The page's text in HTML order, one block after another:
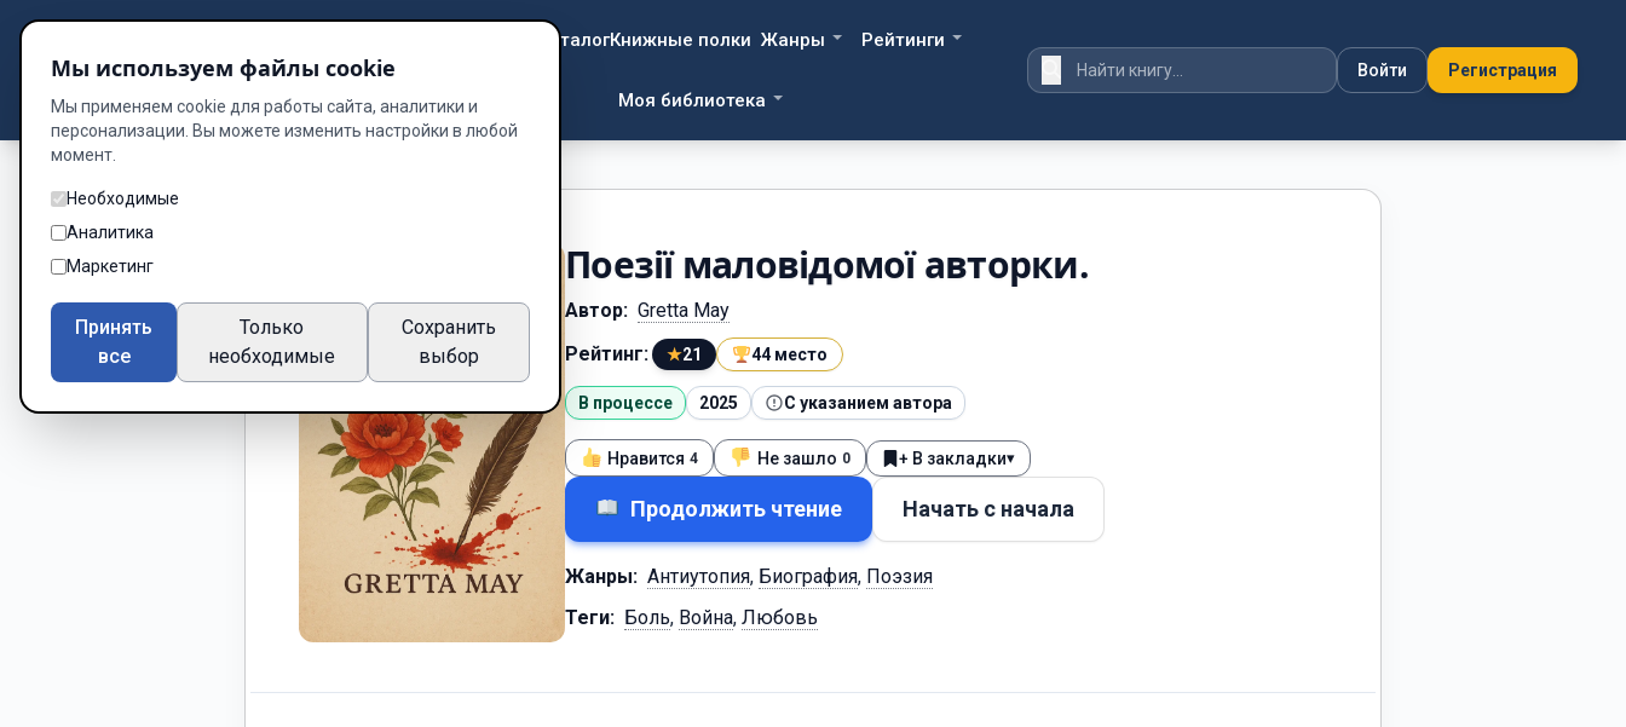
DzenWay Библиотека
КаталогКнижные полки Жанры Рейтинги
Моя библиотека
Войти Регистрация
Поезії маловідомої авторки.
Автор: Gretta May
Рейтинг:
★21 44 место
В процессе 2025 С указанием автора
Нравится 4 Не зашло 0 + В закладки▾
Продолжить чтение Начать с начала
Жанры: Антиутопия, Биография, Поэзия
Теги: Боль, Война, Любовь
Мы используем файлы cookie
Мы применяем cookie для работы сайта, аналитики и
персонализации. Вы можете изменить настройки в любой
момент.
Необходимые
Аналитика
Маркетинг
Принять
все
Только
необходимые
Сохранить
выбор